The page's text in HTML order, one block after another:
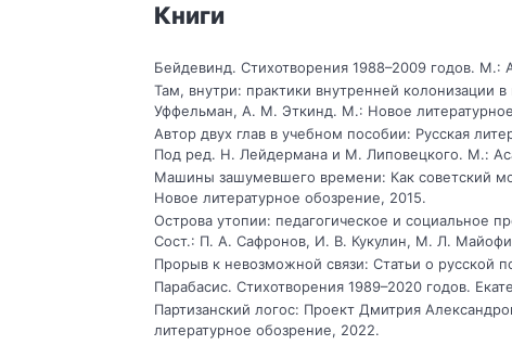
Книги
Бейдевинд. Стихотворения 1988–2009 годов.
Там, внутри: практики внутренней колонизации
Уффельман, А. М. Эткинд. М.: Новое
Автор двух глав в учебном пособии: Русская
Под ред. Н. Лейдермана и М. Липовецкого. М.:
Машины зашумевшего времени: Как советский
Новое литературное обозрение, 2015.
Острова утопии: педагогическое и социальное
Сост.: П. А. Сафронов, И. В. Кукулин, М. Л.
Прорыв к невозможной связи: Статьи о русской
Парабасис. Стихотворения 1989–2020 годов.
Партизанский логос: Проект Дмитрия
литературное обозрение, 2022.